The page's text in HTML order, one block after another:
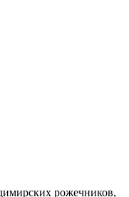
рожечников,